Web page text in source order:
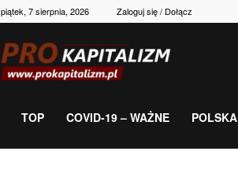
piątek, 7 sierpnia, 2026 Zaloguj się / Dołącz
gospodarka,
TOP COVID-19 – WAŻNE POLSKA